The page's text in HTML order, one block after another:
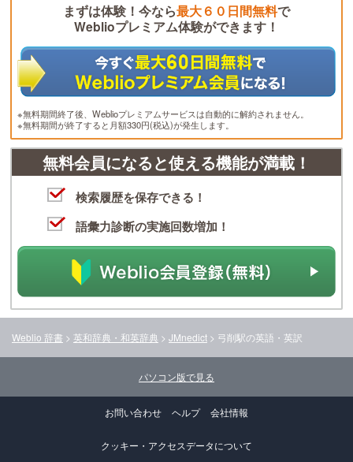
まずは体験！今なら最大６０日間無料で
Weblioプレミアム体験ができます！
※無料期間終了後、Weblioプレミアムサービスは自動的に解約されません。
※無料期間が終了すると月額330円(税込)が発生します。
無料会員になると使える機能が満載！
検索履歴を保存できる！
語彙力診断の実施回数増加！
Weblio 辞書 > 英和辞典・和英辞典 > JMnedict > 弓削駅の英語・英訳
パソコン版で見る
お問い合わせ ヘルプ 会社情報
クッキー・アクセスデータについて